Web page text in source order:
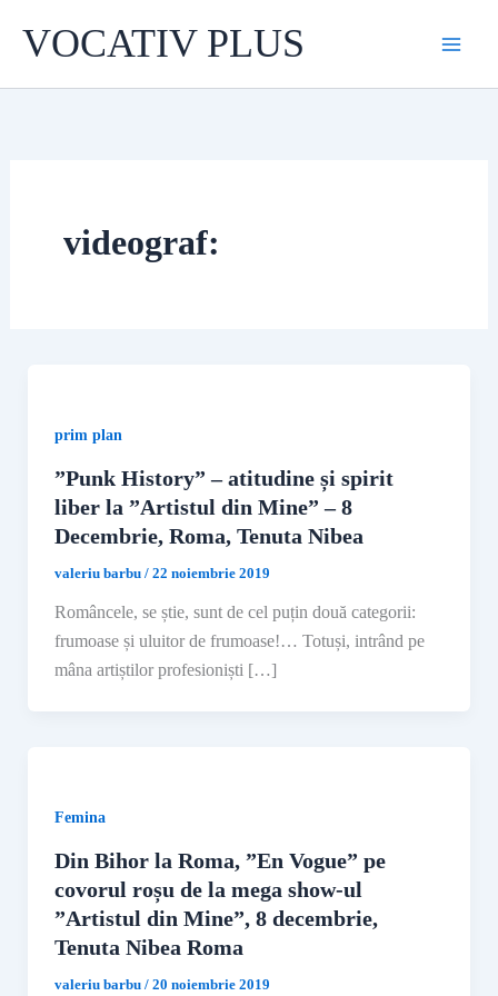
VOCATIV PLUS
videograf:
prim plan
”Punk History” – atitudine și spirit
liber la ”Artistul din Mine” – 8
Decembrie, Roma, Tenuta Nibea
valeriu barbu / 22 noiembrie 2019
Româncele, se știe, sunt de cel puțin două categorii:
frumoase și uluitor de frumoase!… Totuși, intrând pe
mâna artiștilor profesioniști […]
Femina
Din Bihor la Roma, ”En Vogue” pe
covorul roșu de la mega show-ul
”Artistul din Mine”, 8 decembrie,
Tenuta Nibea Roma
valeriu barbu / 20 noiembrie 2019